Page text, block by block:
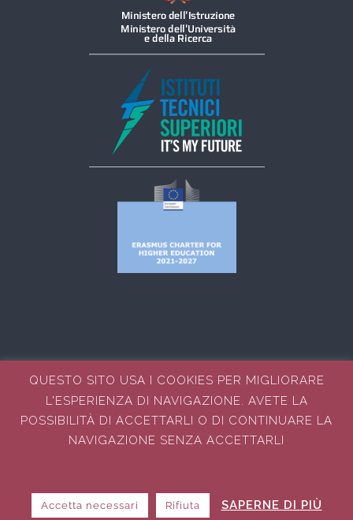
© COPYRIGHT 2023 - 2025 | ITS ALESSANDRO VOLTA
NUOVE TECNOLOGIE DELLA VITA DI PALERMO
® TUTTI I DIRITTI RISERVATI | REALIZZAZIONE SITO
AREA COMUNICAZIONEITS A.VOLTA PALERMO
QUESTO SITO USA I COOKIES PER MIGLIORARE
L'ESPERIENZA DI NAVIGAZIONE. AVETE LA
POSSIBILITÀ DI ACCETTARLI O DI CONTINUARE LA
NAVIGAZIONE SENZA ACCETTARLI
Accetta necessari Rifiuta SAPERNE DI PIÙ